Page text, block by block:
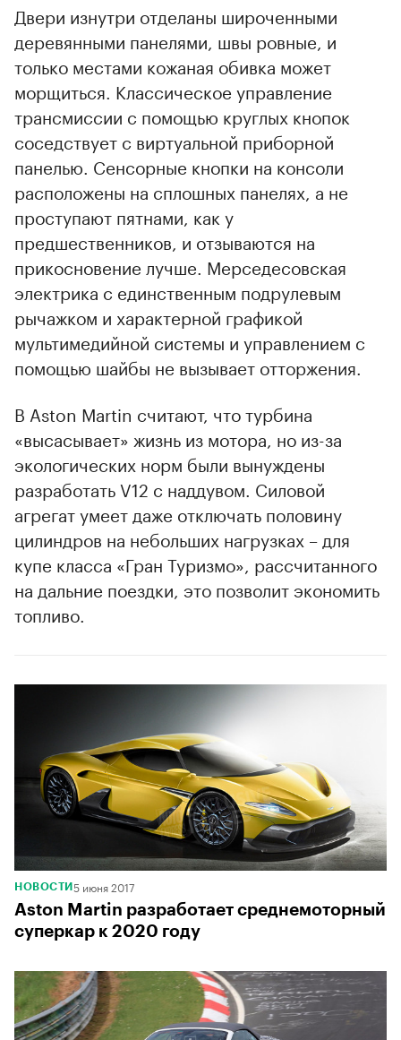
Двери изнутри отделаны широченными
деревянными панелями, швы ровные, и
только местами кожаная обивка может
морщиться. Классическое управление
трансмиссии с помощью круглых кнопок
соседствует с виртуальной приборной
панелью. Сенсорные кнопки на консоли
расположены на сплошных панелях, а не
проступают пятнами, как у
предшественников, и отзываются на
прикосновение лучше. Мерседесовская
электрика с единственным подрулевым
рычажком и характерной графикой
мультимедийной системы и управлением с
помощью шайбы не вызывает отторжения.
В Aston Martin считают, что турбина
«высасывает» жизнь из мотора, но из-за
экологических норм были вынуждены
разработать V12 с наддувом. Силовой
агрегат умеет даже отключать половину
цилиндров на небольших нагрузках – для
купе класса «Гран Туризмо», рассчитанного
на дальние поездки, это позволит экономить
топливо.
НОВОСТИ 5 июня 2017
Aston Martin разработает среднемоторный
суперкар к 2020 году